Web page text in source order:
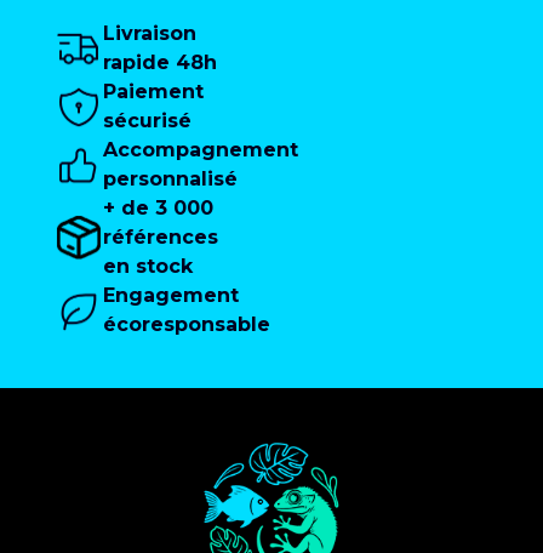
Livraison
rapide 48h
Paiement
sécurisé
Accompagnement
personnalisé
+ de 3 000
références
en stock
Engagement
écoresponsable